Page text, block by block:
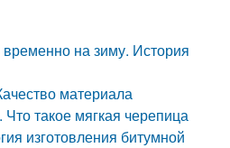
на зиму. История
материала
такое мягкая черепица
изготовления битумной